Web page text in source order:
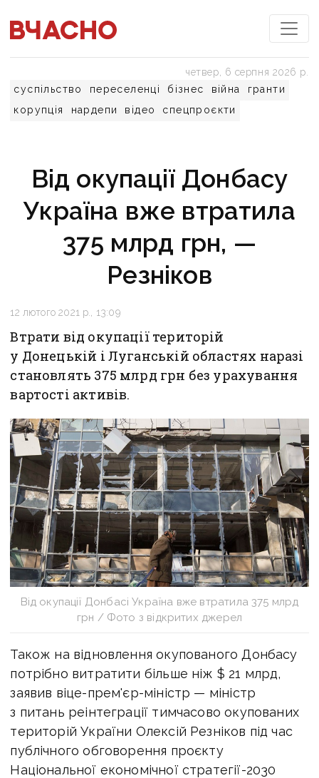
суспільство переселенці бізнес війна
гранти
корупція
нардепи відео спецпроєкти
четвер, 6 серпня 2026 р.
Від окупації Донбасу
Україна вже втратила
375 млрд грн, —
Резніков
12 лютого 2021 р., 13:09
Втрати від окупації територій
у Донецькій і Луганській областях наразі
становлять 375 млрд грн без урахування
вартості активів.
Від окупації Донбасі Україна вже втратила 375 млрд
грн / Фото з відкритих джерел
Також на відновлення окупованого Донбасу
потрібно витратити більше ніж $ 21 млрд,
заявив віце-прем'єр-міністр — міністр
з питань реінтеграції тимчасово окупованих
територій України Олексій Резніков під час
публічного обговорення проєкту
Національної економічної стратегії-2030